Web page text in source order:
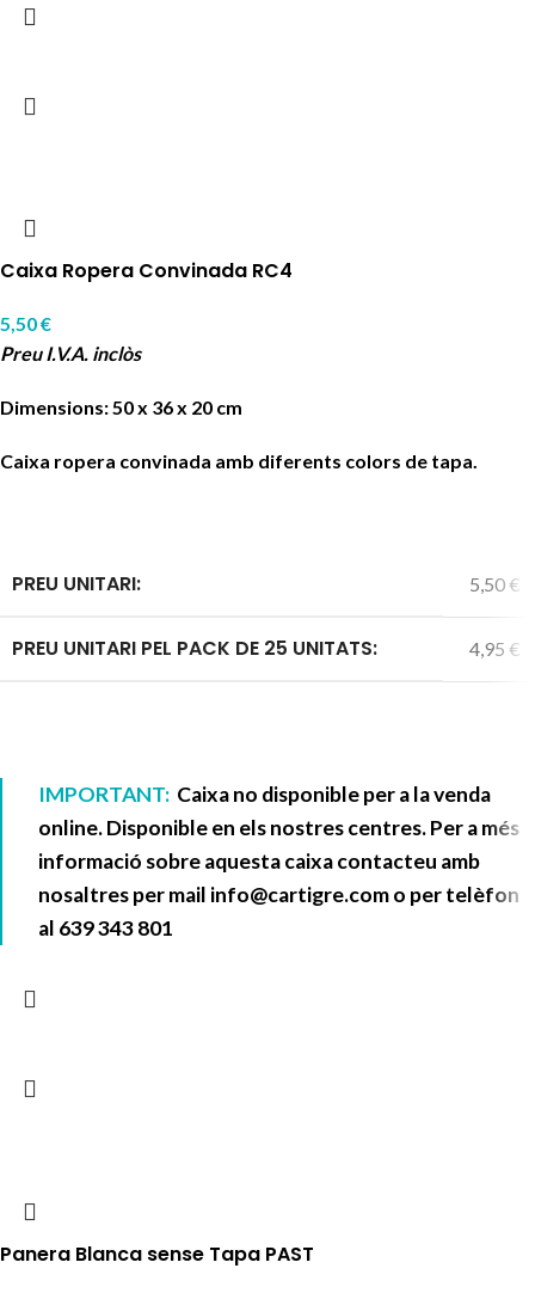
Caixa Ropera Convinada RC4
5,50€
Preu I.V.A. inclòs
Dimensions: 50 x 36 x 20 cm
Caixa ropera convinada amb diferents colors de tapa.
PREU UNITARI: 5,50 €
PREU UNITARI PEL PACK DE 25 UNITATS: 4,95 €
IMPORTANT: Caixa no disponible per a la venda
online. Disponible en els nostres centres. Per a més
informació sobre aquesta caixa contacteu amb
nosaltres per mail info@cartigre.como per telèfon
al 639 343 801
Panera Blanca sense Tapa PAST